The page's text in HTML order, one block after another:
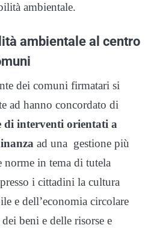
ambientale.
ambientale al centro
dei comuni firmatari si
ad hanno concordato di
di interventi orientati a
ad una gestione più
norme in tema di tutela
i cittadini la cultura
e dell’economia circolare
beni e delle risorse e